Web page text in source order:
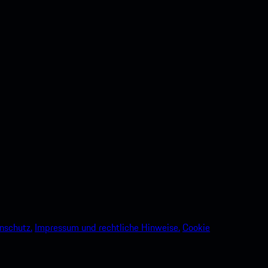
Impressum und rechtliche Hinweise.Cookie